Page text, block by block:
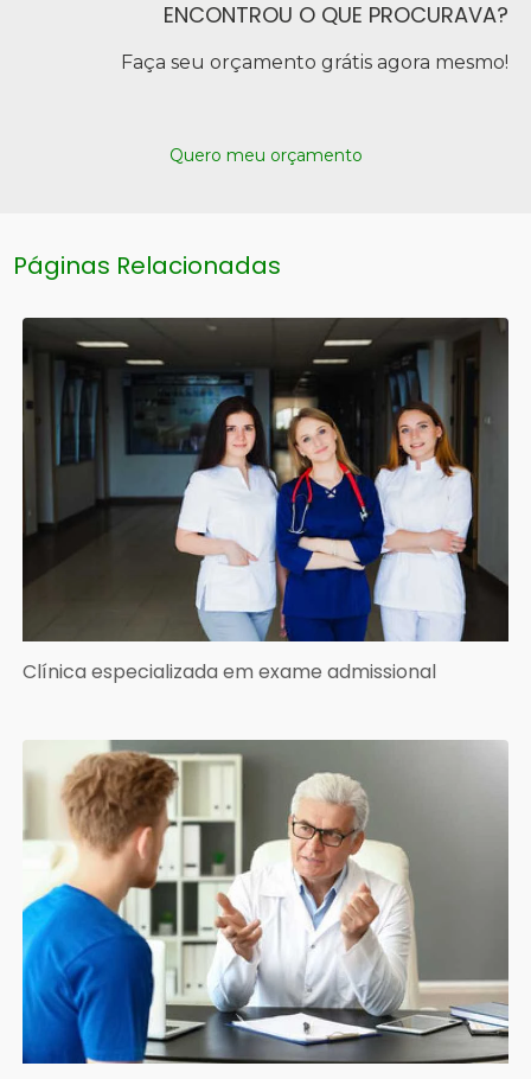
ENCONTROU O QUE PROCURAVA?
Faça seu orçamento grátis agora mesmo!
Quero meu orçamento
Páginas Relacionadas
Clínica especializada em exame admissional